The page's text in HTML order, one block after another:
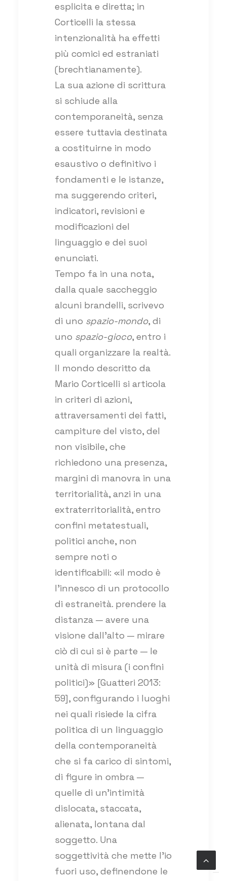
esplicita e diretta; in
Corticelli la stessa
intenzionalità ha effetti
più comici ed estraniati
(brechtianamente).
La sua azione di scrittura
si schiude alla
contemporaneità, senza
essere tuttavia destinata
a costituirne in modo
esaustivo o definitivo i
fondamenti e le istanze,
ma suggerendo criteri,
indicatori, revisioni e
modificazioni del
linguaggio e dei suoi
enunciati.
Tempo fa in una nota,
dalla quale saccheggio
alcuni brandelli, scrivevo
di uno spazio-mondo, di
uno spazio-gioco, entro i
quali organizzare la realtà.
Il mondo descritto da
Mario Corticelli si articola
in criteri di azioni,
attraversamenti dei fatti,
campiture del visto, del
non visibile, che
richiedono una presenza,
margini di manovra in una
territorialità, anzi in una
extraterritorialità, entro
confini metatestuali,
politici anche, non
sempre noti o
identificabili: «il modo è
l’innesco di un protocollo
di estraneità. prendere la
distanza — avere una
visione dall’alto — mirare
ciò di cui si è parte — le
unità di misura (i confini
politici)» [Guatteri 2013:
59], configurando i luoghi
nei quali risiede la cifra
politica di un linguaggio
della contemporaneità
che si fa carico di sintomi,
di figure in ombra —
quelle di un’intimità
dislocata, staccata,
alienata, lontana dal
soggetto. Una
soggettività che mette l’io
fuori uso, definendone le